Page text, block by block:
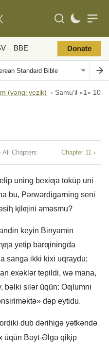
BBE Donate
(yǝngi yeziⱪ) › Samu'il «1» 10
Chapters Chapter 11 ›
uning bexiƣa tɵküp uni
bu, Pǝrwǝrdigarning seni
ⱪilƣini ǝmǝsmu?
keyin Binyamin
yetip barƣiningda
sanga ikki kixi uqraydu;
exǝklǝr tepildi, wǝ mana,
bǝlki silǝr üqün: Oƣlumni
dǝp eytidu.
dub dǝrihigǝ yǝtkǝndǝ
üqün Bǝyt-Əlgǝ qiⱪip